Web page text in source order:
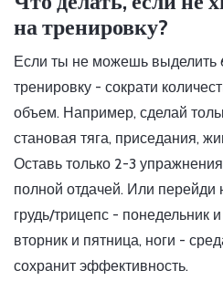
на тренировку?
Если ты не можешь выделить
тренировку - сократи
объем. Например, сделай
становая тяга, приседания,
Оставь только 2-3
полной отдачей. Или перейди
грудь/трицепс - понедельник
вторник и пятница, ноги -
сохранит эффективность.